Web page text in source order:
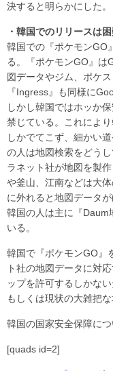
決すると明らかにした。
・韓国でのリリースは困
韓国での『ポケモンGO
る。『ポケモンGO』は
図データやジム、ポケ
『Ingress』も同様に
しかし韓国ではホッか
禁じている。これによ
しかでてこず、細かい
の人は地図検索をどう
ラネット社が地図を製
や釜山、江南などは大
に外れると地図データ
韓国の人は主に『Daum
いる。
韓国で『ポケモンGO』
ト社の地図データに対
ップを許可するしかない
もしくは現状の大雑把な
韓国の国家安全保障に
[quads id=2]